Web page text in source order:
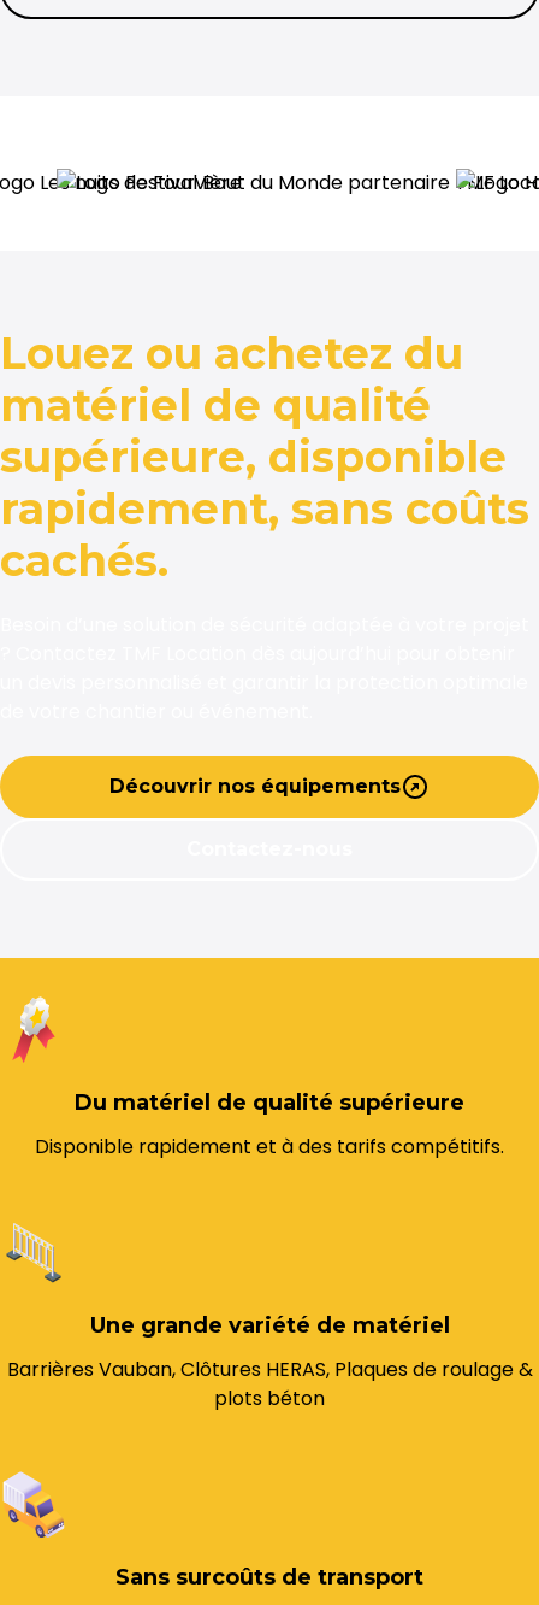
Louez ou achetez du
matériel de qualité
supérieure, disponible
rapidement, sans coûts
cachés.
Découvrir nos équipements
Du matériel de qualité supérieure
Disponible rapidement et à des tarifs compétitifs.
Une grande variété de matériel
Barrières Vauban, Clôtures HERAS, Plaques de roulage &
plots béton
Sans surcoûts de transport